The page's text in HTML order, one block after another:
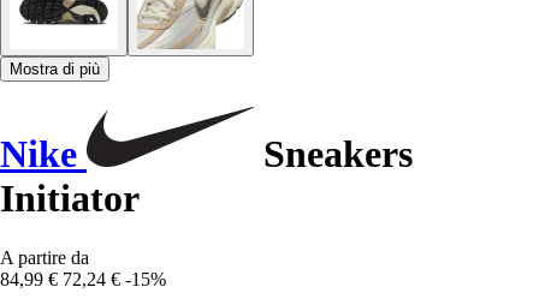
Mostra di più
Nike
Sneakers
Initiator
A partire da
84,99 € 72,24 € -15%